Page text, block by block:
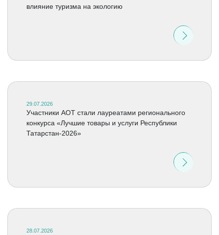
влияние туризма на экологию
29.07.2026
Участники АОТ стали лауреатами регионального
конкурса «Лучшие товары и услуги Республики
Татарстан-2026»
28.07.2026